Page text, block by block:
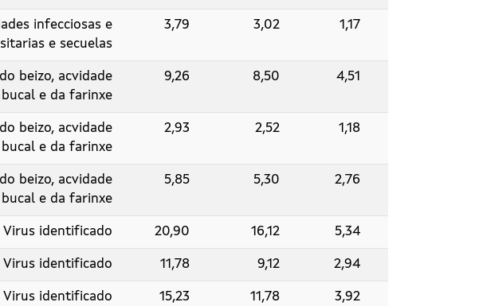
infecciosas e
e secuelas
3,79 3,02 1,17
beizo, acvidade
bucal e da farinxe
9,26 8,50 4,51
beizo, acvidade
bucal e da farinxe
2,93 2,52 1,18
beizo, acvidade
bucal e da farinxe
5,85 5,30 2,76
Virus identificado 20,90 16,12 5,34
Virus identificado 11,78 9,12 2,94
Virus identificado 15,23 11,78 3,92